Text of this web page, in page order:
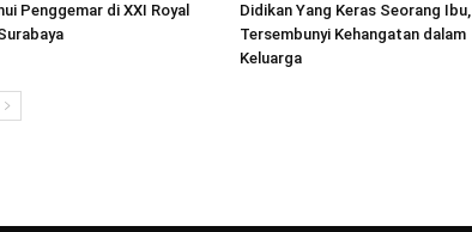
Penggemar di XXI Royal
Didikan Yang Keras Seorang Ibu,
Tersembunyi Kehangatan dalam
Keluarga